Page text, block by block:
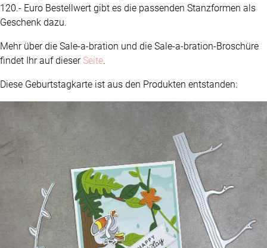
120.- Euro Bestellwert gibt es die passenden Stanzformen als
Geschenk dazu.
Mehr über die Sale-a-bration und die Sale-a-bration-Broschüre
findet Ihr auf dieser Seite.
Diese Geburtstagkarte ist aus den Produkten entstanden: